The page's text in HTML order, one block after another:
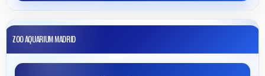
ZOO AQUARIUM MADRID